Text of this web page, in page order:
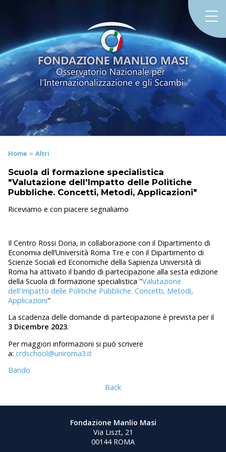
Home » Altri
Scuola di formazione specialistica
"Valutazione dell'Impatto delle Politiche
Pubbliche. Concetti, Metodi, Applicazioni"
Riceviamo e con piacere segnaliamo
Il Centro Rossi Doria, in collaborazione con il Dipartimento di
Economia dell’Università Roma Tre e con il Dipartimento di
Scienze Sociali ed Economiche della Sapienza Università di
Roma ha attivato il bando di partecipazione alla sesta edizione
della Scuola di formazione specialistica "Valutazione
dell'Impatto delle Politiche Pubbliche. Concetti, Metodi,
Applicazioni"
La scadenza delle domande di partecipazione è prevista per il
3 Dicembre 2023.
Per maggiori informazioni si può scrivere
a: crdschool@uniroma3.it
Bando
Back
Fondazione Manlio Masi
Via Liszt, 21
00144 ROMA